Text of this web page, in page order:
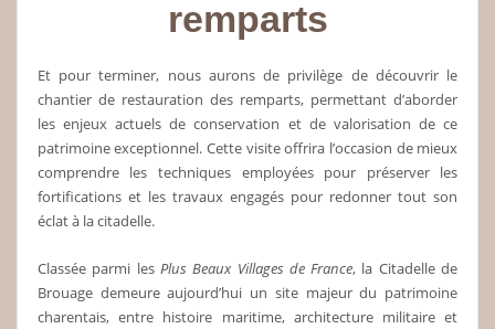
remparts
Et pour terminer, nous aurons de privilège de découvrir le
chantier de restauration des remparts, permettant d’aborder
les enjeux actuels de conservation et de valorisation de ce
patrimoine exceptionnel. Cette visite offrira l’occasion de mieux
comprendre les techniques employées pour préserver les
fortifications et les travaux engagés pour redonner tout son
éclat à la citadelle.
Classée parmi les Plus Beaux Villages de France, la Citadelle de
Brouage demeure aujourd’hui un site majeur du patrimoine
charentais, entre histoire maritime, architecture militaire et